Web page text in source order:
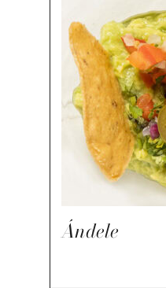
Ándele